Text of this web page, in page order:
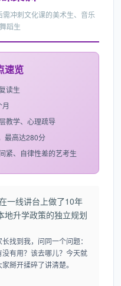
冲刺文化课的美术生、音乐
蹈生
速览
读生
教学、心理疏导
最高达280分
紧、自律性差的艺考生
一线讲台上做了10年
地升学政策的独立规划
找到我，问同一个问题：
有用？该去哪儿？今天就
掰开揉碎了讲清楚。